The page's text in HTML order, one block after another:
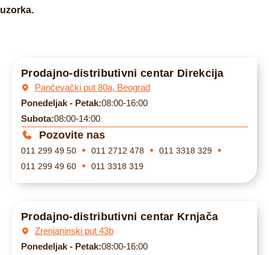
uzorka.
Prodajno-distributivni centar Direkcija
Pančevački put 80a, Beograd
Ponedeljak - Petak:08:00-16:00
Subota:08:00-14:00
Pozovite nas
011 299 49 50 011 2712 478
011 3318 329
011 299 49 60
011 3318 319
Prodajno-distributivni centar Krnjača
Zrenjaninski put 43b
Ponedeljak - Petak:08:00-16:00